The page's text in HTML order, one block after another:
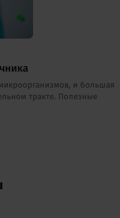
и большая
тракте. Полезные